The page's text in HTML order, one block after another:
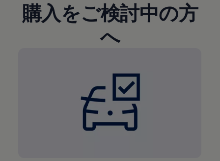
購入をご検討中の方
へ